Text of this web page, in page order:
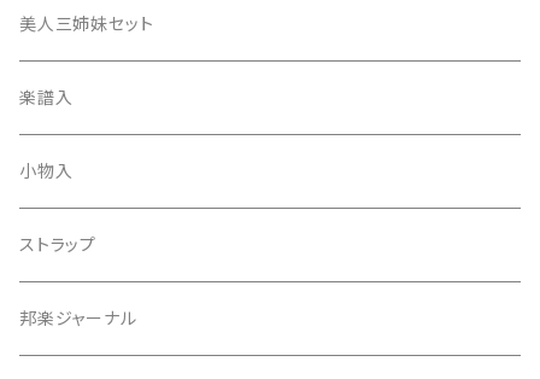
ひざゴム・胴ゴム・おひざもと
天神袋
天神巾着
指すり
つぼシール
美人三姉妹セット
楽譜入
小物入
ストラップ
邦楽ジャーナル